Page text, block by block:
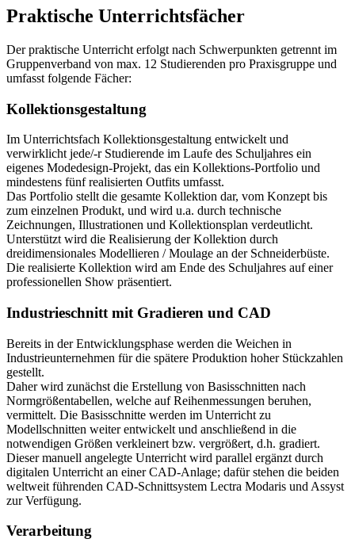
Praktische Unterrichtsfächer
Der praktische Unterricht erfolgt nach Schwerpunkten getrennt im
Gruppenverband von max. 12 Studierenden pro Praxisgruppe und
umfasst folgende Fächer:
Kollektionsgestaltung
Im Unterrichtsfach Kollektionsgestaltung entwickelt und
verwirklicht jede/-r Studierende im Laufe des Schuljahres ein
eigenes Modedesign-Projekt, das ein Kollektions-Portfolio und
mindestens fünf realisierten Outfits umfasst.
Das Portfolio stellt die gesamte Kollektion dar, vom Konzept bis
zum einzelnen Produkt, und wird u.a. durch technische
Zeichnungen, Illustrationen und Kollektionsplan verdeutlicht.
Unterstützt wird die Realisierung der Kollektion durch
dreidimensionales Modellieren / Moulage an der Schneiderbüste.
Die realisierte Kollektion wird am Ende des Schuljahres auf einer
professionellen Show präsentiert.
Industrieschnitt mit Gradieren und CAD
Bereits in der Entwicklungsphase werden die Weichen in
Industrieunternehmen für die spätere Produktion hoher Stückzahlen
gestellt.
Daher wird zunächst die Erstellung von Basisschnitten nach
Normgrößentabellen, welche auf Reihenmessungen beruhen,
vermittelt. Die Basisschnitte werden im Unterricht zu
Modellschnitten weiter entwickelt und anschließend in die
notwendigen Größen verkleinert bzw. vergrößert, d.h. gradiert.
Dieser manuell angelegte Unterricht wird parallel ergänzt durch
digitalen Unterricht an einer CAD-Anlage; dafür stehen die beiden
weltweit führenden CAD-Schnittsystem Lectra Modaris und Assyst
zur Verfügung.
Verarbeitung